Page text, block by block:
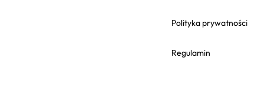
Polityka prywatności
Regulamin